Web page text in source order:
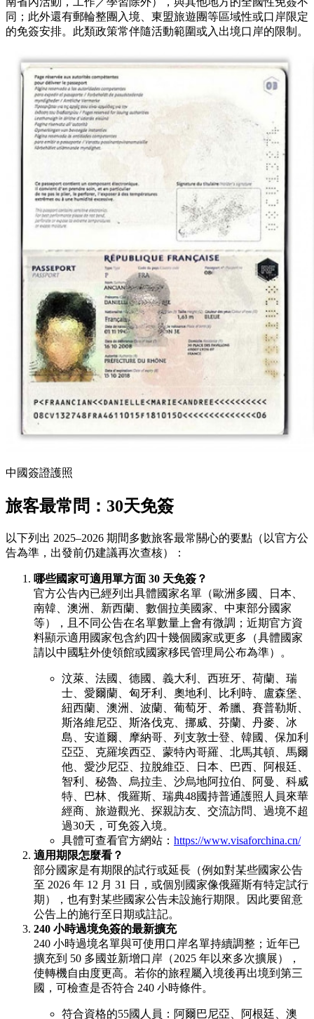
同；此外還有郵輪整團入境、東盟旅遊團等區域性或口岸限定
的免簽安排。此類政策常伴隨活動範圍或入出境口岸的限制。
中國簽證護照
旅客最常問：30天免簽
以下列出 2025–2026 期間多數旅客最常關心的要點（以官方公
告為準，出發前仍建議再次查核）：
哪些國家可適用單方面 30 天免簽？
官方公告內已經列出具體國家名單（歐洲多國、日本、
南韓、澳洲、新西蘭、數個拉美國家、中東部分國家
等），且不同公告在名單數量上會有微調；近期官方資
料顯示適用國家包含約四十幾個國家或更多（具體國家
請以中國駐外使領館或國家移民管理局公布為準）。
汶萊、法國、德國、義大利、西班牙、荷蘭、瑞
士、愛爾蘭、匈牙利、奧地利、比利時、盧森堡、
紐西蘭、澳洲、波蘭、葡萄牙、希臘、賽普勒斯、
斯洛維尼亞、斯洛伐克、挪威、芬蘭、丹麥、冰
島、安道爾、摩納哥、列支敦士登、韓國、保加利
亞亞、克羅埃西亞、蒙特內哥羅、北馬其頓、馬爾
他、愛沙尼亞、拉脫維亞、日本、巴西、阿根廷、
智利、秘魯、烏拉圭、沙烏地阿拉伯、阿曼、科威
特、巴林、俄羅斯、瑞典48國持普通護照人員來華
經商、旅遊觀光、探親訪友、交流訪問、過境不超
過30天，可免簽入境。
具體可查看官方網站： https://www.visaforchina.cn/
適用期限怎麼看？
部分國家是有期限的試行或延長（例如對某些國家公告
至 2026 年 12 月 31 日，或個別國家像俄羅斯有特定試行
期），也有對某些國家公告未設施行期限。因此要留意
公告上的施行至日期或註記。
240 小時過境免簽的最新擴充
240 小時過境名單與可使用口岸名單持續調整；近年已
擴充到 50 多國並新增口岸（2025 年以來多次擴展），
使轉機自由度更高。若你的旅程屬入境後再出境到第三
國，可檢查是否符合 240 小時條件。
符合資格的55國人員：阿爾巴尼亞、阿根廷、澳